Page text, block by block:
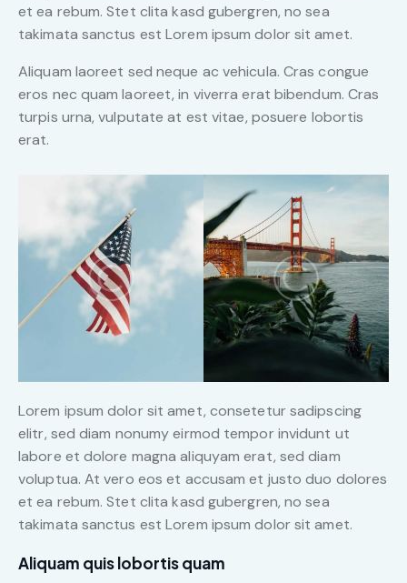
et ea rebum. Stet clita kasd gubergren, no sea
takimata sanctus est Lorem ipsum dolor sit amet.
Aliquam laoreet sed neque ac vehicula. Cras congue
eros nec quam laoreet, in viverra erat bibendum. Cras
turpis urna, vulputate at est vitae, posuere lobortis
erat.
Lorem ipsum dolor sit amet, consetetur sadipscing
elitr, sed diam nonumy eirmod tempor invidunt ut
labore et dolore magna aliquyam erat, sed diam
voluptua. At vero eos et accusam et justo duo dolores
et ea rebum. Stet clita kasd gubergren, no sea
takimata sanctus est Lorem ipsum dolor sit amet.
Aliquam quis lobortis quam